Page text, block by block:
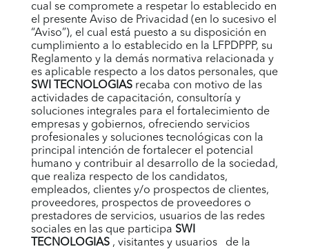
cual se compromete a respetar lo establecido en
el presente Aviso de Privacidad (en lo sucesivo el
“Aviso”), el cual está puesto a su disposición en
cumplimiento a lo establecido en la LFPDPPP, su
Reglamento y la demás normativa relacionada y
es aplicable respecto a los datos personales, que
SWI TECNOLOGIAS recaba con motivo de las
actividades de capacitación, consultoría y
soluciones integrales para el fortalecimiento de
empresas y gobiernos, ofreciendo servicios
profesionales y soluciones tecnológicas con la
principal intención de fortalecer el potencial
humano y contribuir al desarrollo de la sociedad,
que realiza respecto de los candidatos,
empleados, clientes y/o prospectos de clientes,
proveedores, prospectos de proveedores o
prestadores de servicios, usuarios de las redes
sociales en las que participa SWI
TECNOLOGIAS , visitantes y usuarios de la